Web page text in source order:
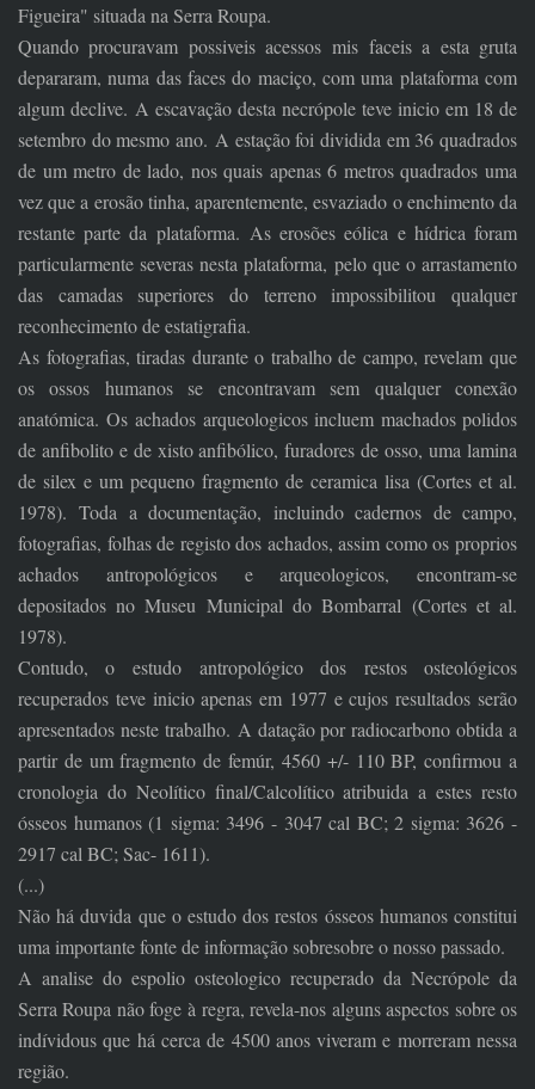
Figueira" situada na Serra Roupa.
Quando procuravam possiveis acessos mis faceis a esta gruta
depararam, numa das faces do maciço, com uma plataforma com
algum declive. A escavação desta necrópole teve inicio em 18 de
setembro do mesmo ano. A estação foi dividida em 36 quadrados
de um metro de lado, nos quais apenas 6 metros quadrados uma
vez que a erosão tinha, aparentemente, esvaziado o enchimento da
restante parte da plataforma. As erosões eólica e hídrica foram
particularmente severas nesta plataforma, pelo que o arrastamento
das camadas superiores do terreno impossibilitou qualquer
reconhecimento de estatigrafia.
As fotografias, tiradas durante o trabalho de campo, revelam que
os ossos humanos se encontravam sem qualquer conexão
anatómica. Os achados arqueologicos incluem machados polidos
de anfibolito e de xisto anfibólico, furadores de osso, uma lamina
de silex e um pequeno fragmento de ceramica lisa (Cortes et al.
1978). Toda a documentação, incluindo cadernos de campo,
fotografias, folhas de registo dos achados, assim como os proprios
achados antropológicos e arqueologicos, encontram-se
depositados no Museu Municipal do Bombarral (Cortes et al.
1978).
Contudo, o estudo antropológico dos restos osteológicos
recuperados teve inicio apenas em 1977 e cujos resultados serão
apresentados neste trabalho. A datação por radiocarbono obtida a
partir de um fragmento de femúr, 4560 +/- 110 BP, confirmou a
cronologia do Neolítico final/Calcolítico atribuida a estes resto
ósseos humanos (1 sigma: 3496 - 3047 cal BC; 2 sigma: 3626 -
2917 cal BC; Sac- 1611).
(...)
Não há duvida que o estudo dos restos ósseos humanos constitui
uma importante fonte de informação sobresobre o nosso passado.
A analise do espolio osteologico recuperado da Necrópole da
Serra Roupa não foge à regra, revela-nos alguns aspectos sobre os
indívidous que há cerca de 4500 anos viveram e morreram nessa
região.